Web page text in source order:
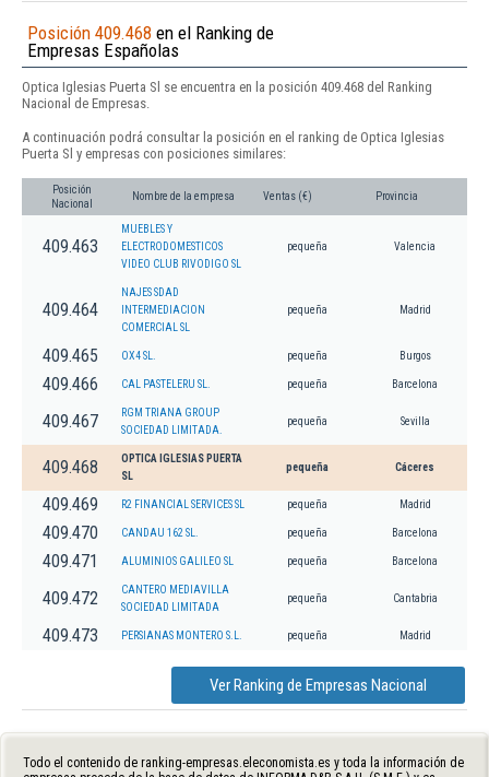
Posición 409.468 en el Ranking de
Empresas Españolas
Optica Iglesias Puerta Sl se encuentra en la posición 409.468 del Ranking
Nacional de Empresas.
A continuación podrá consultar la posición en el ranking de Optica Iglesias
Puerta Sl y empresas con posiciones similares:
Posición
Nacional
Nombre de la empresa Ventas (€) Provincia
409.463
MUEBLES Y
ELECTRODOMESTICOS
VIDEO CLUB RIVODIGO SL
pequeña Valencia
409.464
NAJES SDAD
INTERMEDIACION
COMERCIAL SL
pequeña Madrid
409.465 OX4 SL. pequeña Burgos
409.466 CAL PASTELERU SL. pequeña Barcelona
409.467
RGM TRIANA GROUP
SOCIEDAD LIMITADA.
pequeña Sevilla
409.468
OPTICA IGLESIAS PUERTA
SL
pequeña Cáceres
409.469 R2 FINANCIAL SERVICES SL pequeña Madrid
409.470 CANDAU 162 SL. pequeña Barcelona
409.471 ALUMINIOS GALILEO SL pequeña Barcelona
409.472
CANTERO MEDIAVILLA
SOCIEDAD LIMITADA
pequeña Cantabria
409.473 PERSIANAS MONTERO S.L. pequeña Madrid
Ver Ranking de Empresas Nacional
Todo el contenido de ranking-empresas.eleconomista.es y toda la información de